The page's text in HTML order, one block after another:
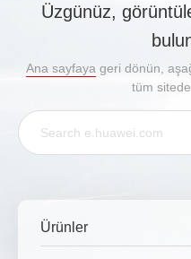
Üzgünüz,
Ana sayfaya geri dönün,
tüm
Ürünler